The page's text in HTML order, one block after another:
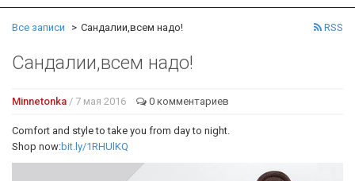
Все записи Сандалии,всем надо! RSS
Сандалии,всем надо!
Minnetonka / 7 мая 2016 0 комментариев
Comfort and style to take you from day to night.
Shop now:bit.ly/1RHUlKQ